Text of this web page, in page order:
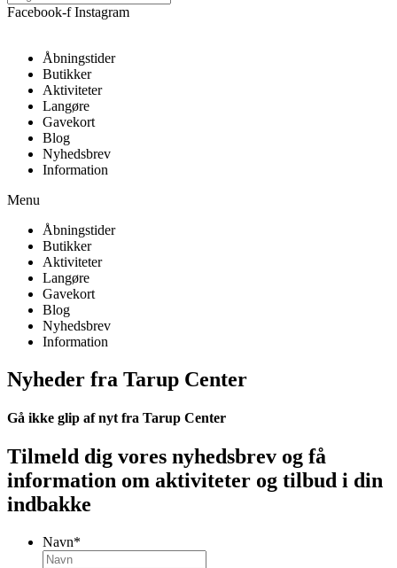
Facebook-f Instagram
Åbningstider
Butikker
Aktiviteter
Langøre
Gavekort
Blog
Nyhedsbrev
Information
Menu
Åbningstider
Butikker
Aktiviteter
Langøre
Gavekort
Blog
Nyhedsbrev
Information
Nyheder fra Tarup Center
Gå ikke glip af nyt fra Tarup Center
Tilmeld dig vores nyhedsbrev og få
information om aktiviteter og tilbud i din
indbakke
Navn*